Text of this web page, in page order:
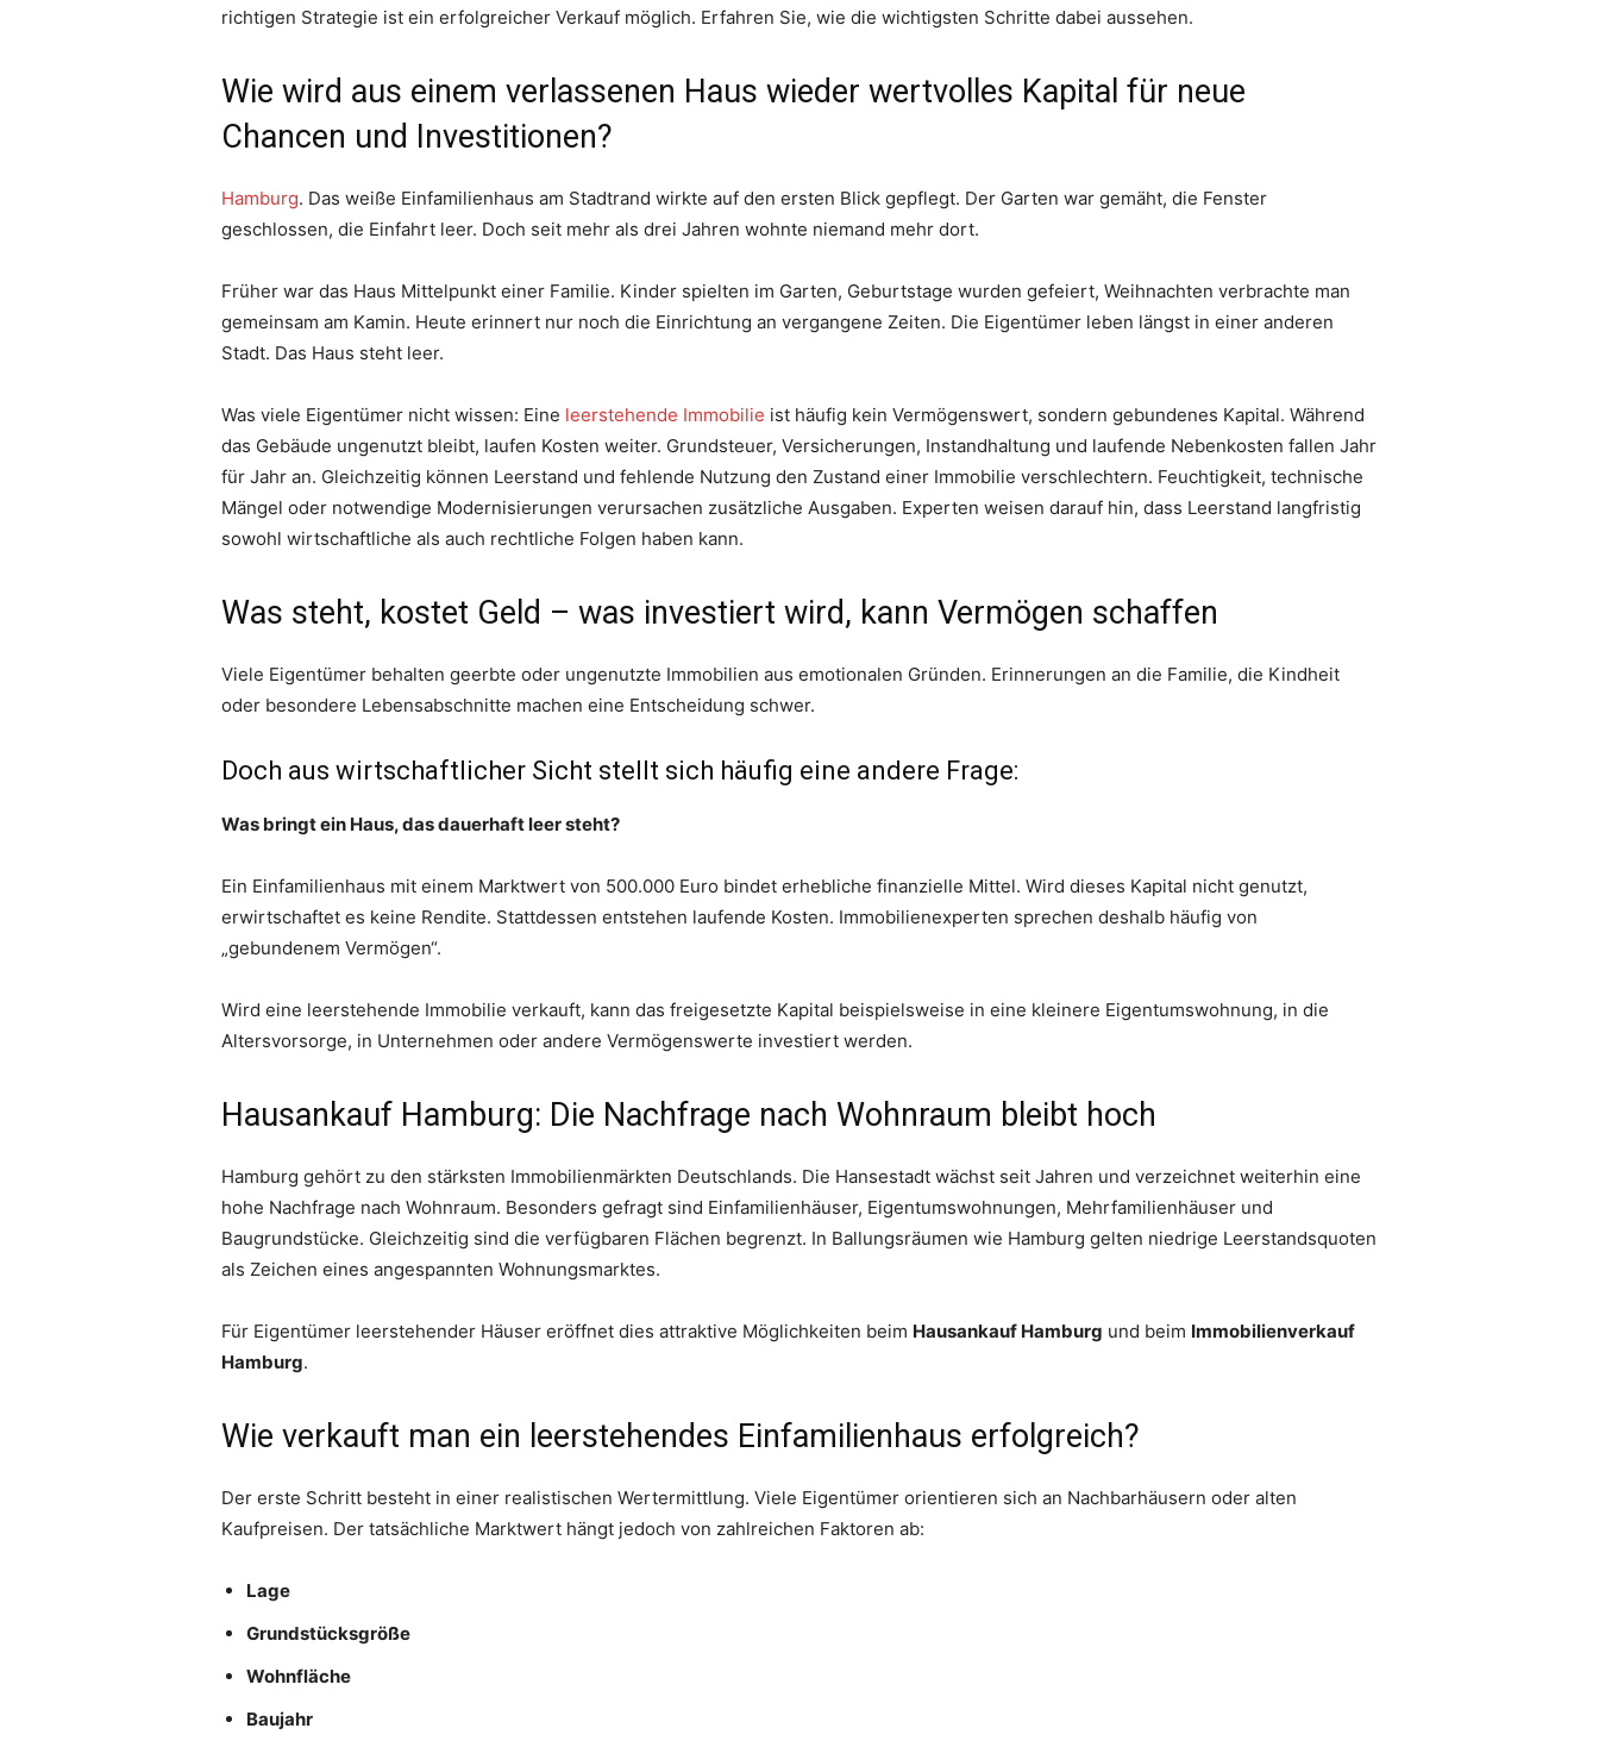
richtigen Strategie ist ein erfolgreicher Verkauf möglich. Erfahren Sie, wie die wichtigsten Schritte dabei aussehen.
Wie wird aus einem verlassenen Haus wieder wertvolles Kapital für neue
Chancen und Investitionen?
Hamburg. Das weiße Einfamilienhaus am Stadtrand wirkte auf den ersten Blick gepflegt. Der Garten war gemäht, die Fenster
geschlossen, die Einfahrt leer. Doch seit mehr als drei Jahren wohnte niemand mehr dort.
Früher war das Haus Mittelpunkt einer Familie. Kinder spielten im Garten, Geburtstage wurden gefeiert, Weihnachten verbrachte man
gemeinsam am Kamin. Heute erinnert nur noch die Einrichtung an vergangene Zeiten. Die Eigentümer leben längst in einer anderen
Stadt. Das Haus steht leer.
Was viele Eigentümer nicht wissen: Eine leerstehende Immobilie ist häufig kein Vermögenswert, sondern gebundenes Kapital. Während
das Gebäude ungenutzt bleibt, laufen Kosten weiter. Grundsteuer, Versicherungen, Instandhaltung und laufende Nebenkosten fallen Jahr
für Jahr an. Gleichzeitig können Leerstand und fehlende Nutzung den Zustand einer Immobilie verschlechtern. Feuchtigkeit, technische
Mängel oder notwendige Modernisierungen verursachen zusätzliche Ausgaben. Experten weisen darauf hin, dass Leerstand langfristig
sowohl wirtschaftliche als auch rechtliche Folgen haben kann.
Was steht, kostet Geld – was investiert wird, kann Vermögen schaffen
Viele Eigentümer behalten geerbte oder ungenutzte Immobilien aus emotionalen Gründen. Erinnerungen an die Familie, die Kindheit
oder besondere Lebensabschnitte machen eine Entscheidung schwer.
Doch aus wirtschaftlicher Sicht stellt sich häufig eine andere Frage:
Was bringt ein Haus, das dauerhaft leer steht?
Ein Einfamilienhaus mit einem Marktwert von 500.000 Euro bindet erhebliche finanzielle Mittel. Wird dieses Kapital nicht genutzt,
erwirtschaftet es keine Rendite. Stattdessen entstehen laufende Kosten. Immobilienexperten sprechen deshalb häufig von
„gebundenem Vermögen“.
Wird eine leerstehende Immobilie verkauft, kann das freigesetzte Kapital beispielsweise in eine kleinere Eigentumswohnung, in die
Altersvorsorge, in Unternehmen oder andere Vermögenswerte investiert werden.
Hausankauf Hamburg: Die Nachfrage nach Wohnraum bleibt hoch
Hamburg gehört zu den stärksten Immobilienmärkten Deutschlands. Die Hansestadt wächst seit Jahren und verzeichnet weiterhin eine
hohe Nachfrage nach Wohnraum. Besonders gefragt sind Einfamilienhäuser, Eigentumswohnungen, Mehrfamilienhäuser und
Baugrundstücke. Gleichzeitig sind die verfügbaren Flächen begrenzt. In Ballungsräumen wie Hamburg gelten niedrige Leerstandsquoten
als Zeichen eines angespannten Wohnungsmarktes.
Für Eigentümer leerstehender Häuser eröffnet dies attraktive Möglichkeiten beim Hausankauf Hamburg und beim Immobilienverkauf
Hamburg.
Wie verkauft man ein leerstehendes Einfamilienhaus erfolgreich?
Der erste Schritt besteht in einer realistischen Wertermittlung. Viele Eigentümer orientieren sich an Nachbarhäusern oder alten
Kaufpreisen. Der tatsächliche Marktwert hängt jedoch von zahlreichen Faktoren ab:
Lage
Grundstücksgröße
Wohnfläche
Baujahr